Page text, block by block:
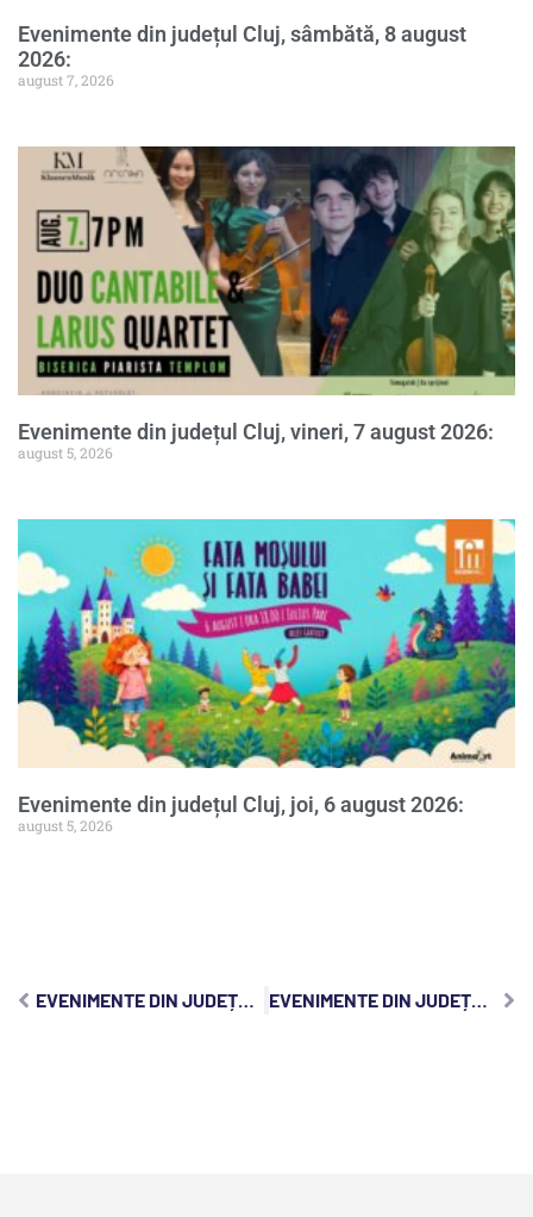
Evenimente din județul Cluj, sâmbătă, 8 august
2026:
august 7, 2026
Evenimente din județul Cluj, vineri, 7 august 2026:
august 5, 2026
Evenimente din județul Cluj, joi, 6 august 2026:
august 5, 2026
EVENIMENTE DIN JUDEȚUL CLUJ, VINERI, 19 IUNIE 2026: EVENIMENTE DIN JUDEȚUL CLUJ, DUMINICĂ, 21 IUNIE 2026: